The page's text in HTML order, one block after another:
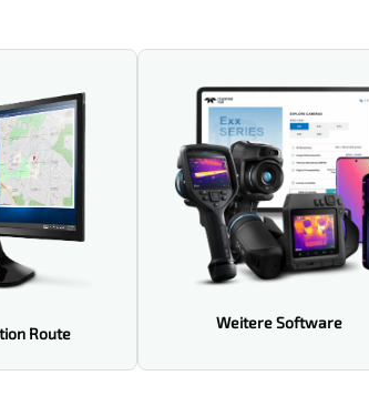
Route
Weitere Software